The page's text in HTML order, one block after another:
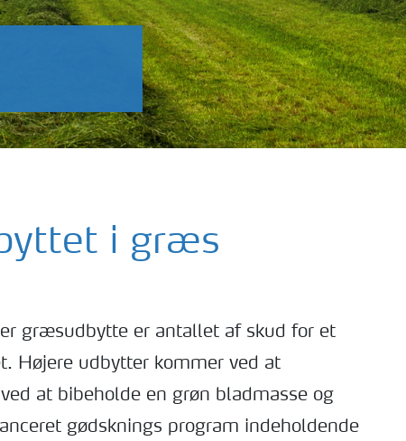
i græs
græsudbytte er antallet af skud for et
Højere udbytter kommer ved at
at bibeholde en grøn bladmasse og
gødsknings program indeholdende